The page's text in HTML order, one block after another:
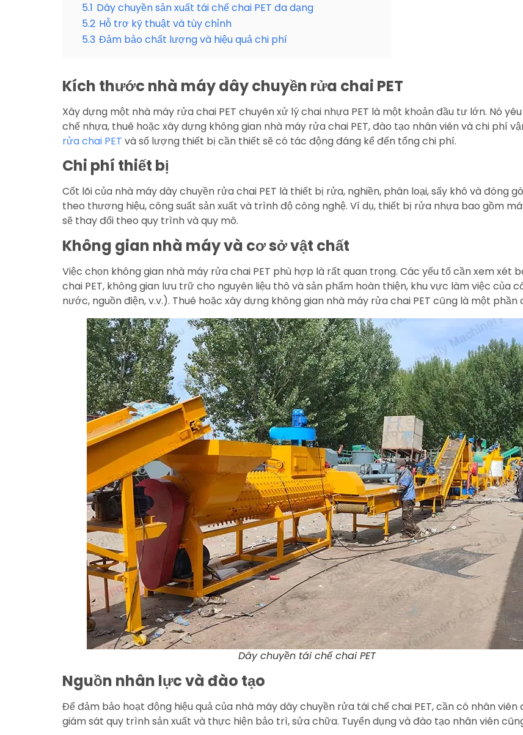
5.1 Dây chuyền sản xuất tái chế chai PET đa dạng
5.2 Hỗ trợ kỹ thuật và tùy chỉnh
5.3 Đảm bảo chất lượng và hiệu quả chi phí
Kích thước nhà máy dây chuyền rửa chai PET
Xây dựng một nhà máy rửa chai PET chuyên xử lý chai nhựa PET là một khoản đầu tư lớn. Nó
chế nhựa, thuê hoặc xây dựng không gian nhà máy rửa chai PET, đào tạo nhân viên và chi phí
rửa chai PET và số lượng thiết bị cần thiết sẽ có tác động đáng kể đến tổng chi phí.
Chi phí thiết bị
Cốt lõi của nhà máy dây chuyền rửa chai PET là thiết bị rửa, nghiền, phân loại, sấy khô và đóng
theo thương hiệu, công suất sản xuất và trình độ công nghệ. Ví dụ, thiết bị rửa nhựa bao gồm
sẽ thay đổi theo quy trình và quy mô.
Không gian nhà máy và cơ sở vật chất
Việc chọn không gian nhà máy rửa chai PET phù hợp là rất quan trọng. Các yếu tố cần xem xét
chai PET, không gian lưu trữ cho nguyên liệu thô và sản phẩm hoàn thiện, khu vực làm việc của
nước, nguồn điện, v.v.). Thuê hoặc xây dựng không gian nhà máy rửa chai PET cũng là một phần
Dây chuyền tái chế chai PET
Nguồn nhân lực và đào tạo
Để đảm bảo hoạt động hiệu quả của nhà máy dây chuyền rửa tái chế chai PET, cần có nhân
giám sát quy trình sản xuất và thực hiện bảo trì, sửa chữa. Tuyển dụng và đào tạo nhân viên